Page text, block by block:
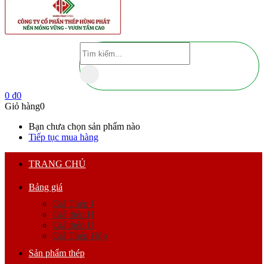
0 ₫0
Giỏ hàng0
Bạn chưa chọn sản phẩm nào
Tiếp tục mua hàng
TRANG CHỦ
Bảng giá
Giá Thép I
Giá thép H
Giá thép U
Giá Thép Hộp
Sản phẩm thép